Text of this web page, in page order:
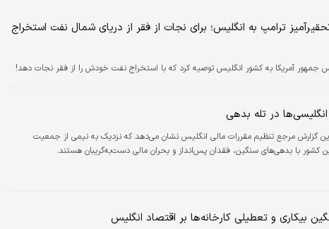
ترامپ به انگلیس؛ برای نجات از فقر از دریای شمال نفت استخراج
جمهور آمریکا به کشور انگلیس توصیه کرد که با استخراج نفت خودش را از فقر نجات دهد!
در تله بدهی
گزارش مرجع تنظیم مقررات مالی انگلیس نشان می‌دهد که نزدیک به نیمی از جمعیت
کشور با بدهی‌های سنگین، فقدان پس‌انداز و بحران مالی دست‌به‌گریبان هستند.
بیکاری و تعطیلی کارخانه‌ها بر اقتصاد انگلیس